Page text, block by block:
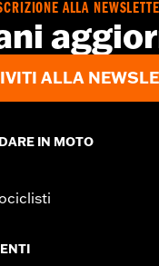
ALLA
ALLA
IN MOTO